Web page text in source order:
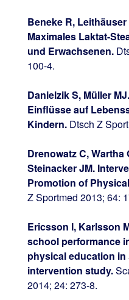
Beneke R,
Maximales Laktat-
und Erwachsenen.
100-4.
Danielzik S, Müller
Einflüsse auf
Kindern. Dtsch Z
Drenowatz C, Wartha
Steinacker JM.
Promotion of
Z Sportmed 2013; 64:
Ericsson I, Karlsson
school performance
physical education in
intervention study.
2014; 24: 273-8.